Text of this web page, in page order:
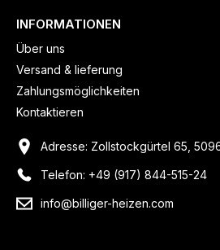
INFORMATIONEN
Über uns
Versand & lieferung
Zahlungsmöglichkeiten
Kontaktieren
Adresse: Zollstockgürtel 65,
Telefon: +49 (917) 844-515-24
info@billiger-heizen.com